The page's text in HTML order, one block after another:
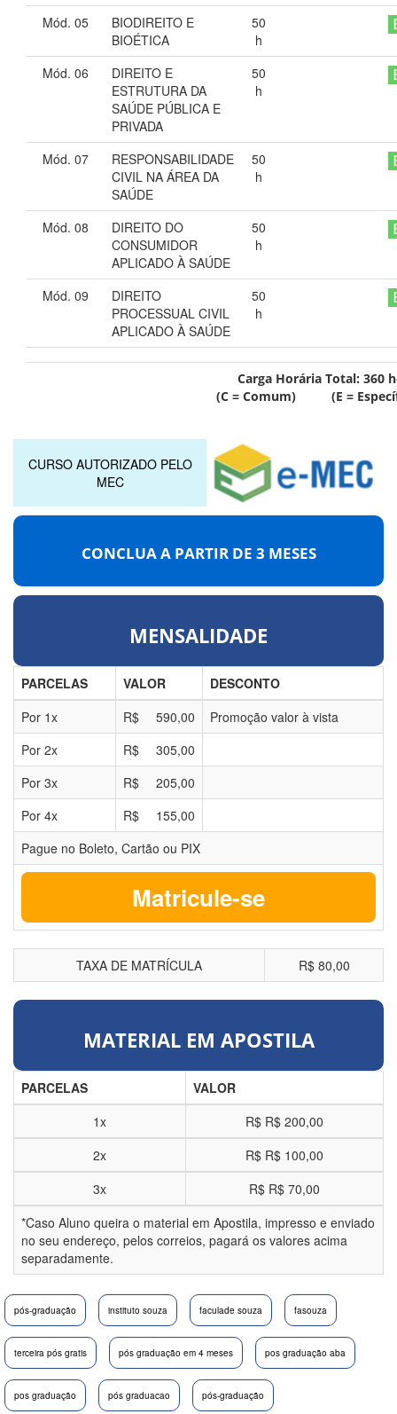
Mód. 05
BIODIREITO E
BIOÉTICA
50
h
Mód. 06
DIREITO E
ESTRUTURA DA
SAÚDE PÚBLICA E
PRIVADA
50
h
Mód. 07
RESPONSABILIDADE
CIVIL NA ÁREA DA
SAÚDE
50
h
Mód. 08
DIREITO DO
CONSUMIDOR
APLICADO À SAÚDE
50
h
Mód. 09
DIREITO
PROCESSUAL CIVIL
APLICADO À SAÚDE
50
h
Carga Horária Total: 360
(C = Comum) (E =
CURSO AUTORIZADO PELO
MEC
CONCLUA A PARTIR DE 3 MESES
MENSALIDADE
PARCELAS VALOR
DESCONTO
Por 1x R$ 590,00
Promoção valor à vista
Por 2x R$
305,00
Por 3x R$
205,00
Por 4x R$
155,00
Pague no Boleto, Cartão ou PIX
Matricule-se
TAXA DE MATRÍCULA R$ 80,00
MATERIAL EM APOSTILA
PARCELAS
VALOR
1x
R$ R$ 200,00
2x
R$ R$ 100,00
3x
R$ R$ 70,00
*Caso Aluno queira o material em Apostila, impresso e enviado
no seu endereço, pelos correios, pagará os valores acima
separadamente.
pós-graduação instituto souza faculade souza fasouza
terceira pós gratis pós graduação em 4 meses pos graduação aba
pos graduação pós graduacao pós-graduação